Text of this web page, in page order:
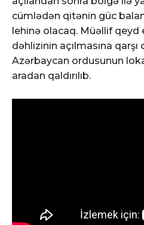
cümlədən qitənin güc
lehinə olacaq. Müəllif qeyd
dəhlizinin açılmasına
Azərbaycan ordusunun
aradan qaldırılıb.